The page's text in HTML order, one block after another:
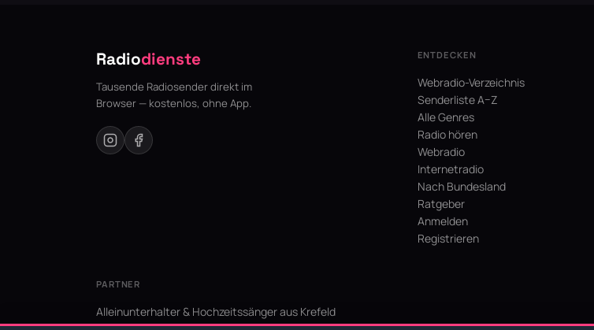
Radiodienste
Tausende Radiosender direkt im
Browser — kostenlos, ohne App.
ENTDECKEN
Webradio-Verzeichnis
Senderliste A–Z
Alle Genres
Radio hören
Webradio
Internetradio
Nach Bundesland
Ratgeber
Anmelden
Registrieren
PARTNER
Alleinunterhalter & Hochzeitssänger aus Krefeld